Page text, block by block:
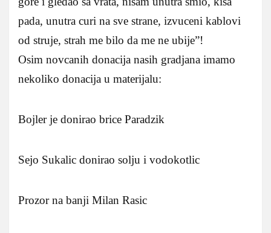
pada, unutra curi na sve strane, izvuceni kablovi
od struje, strah me bilo da me ne ubije”!
Osim novcanih donacija nasih gradjana imamo
nekoliko donacija u materijalu:
Bojler je donirao brice Paradzik
Sejo Sukalic donirao solju i vodokotlic
Prozor na banji Milan Rasic